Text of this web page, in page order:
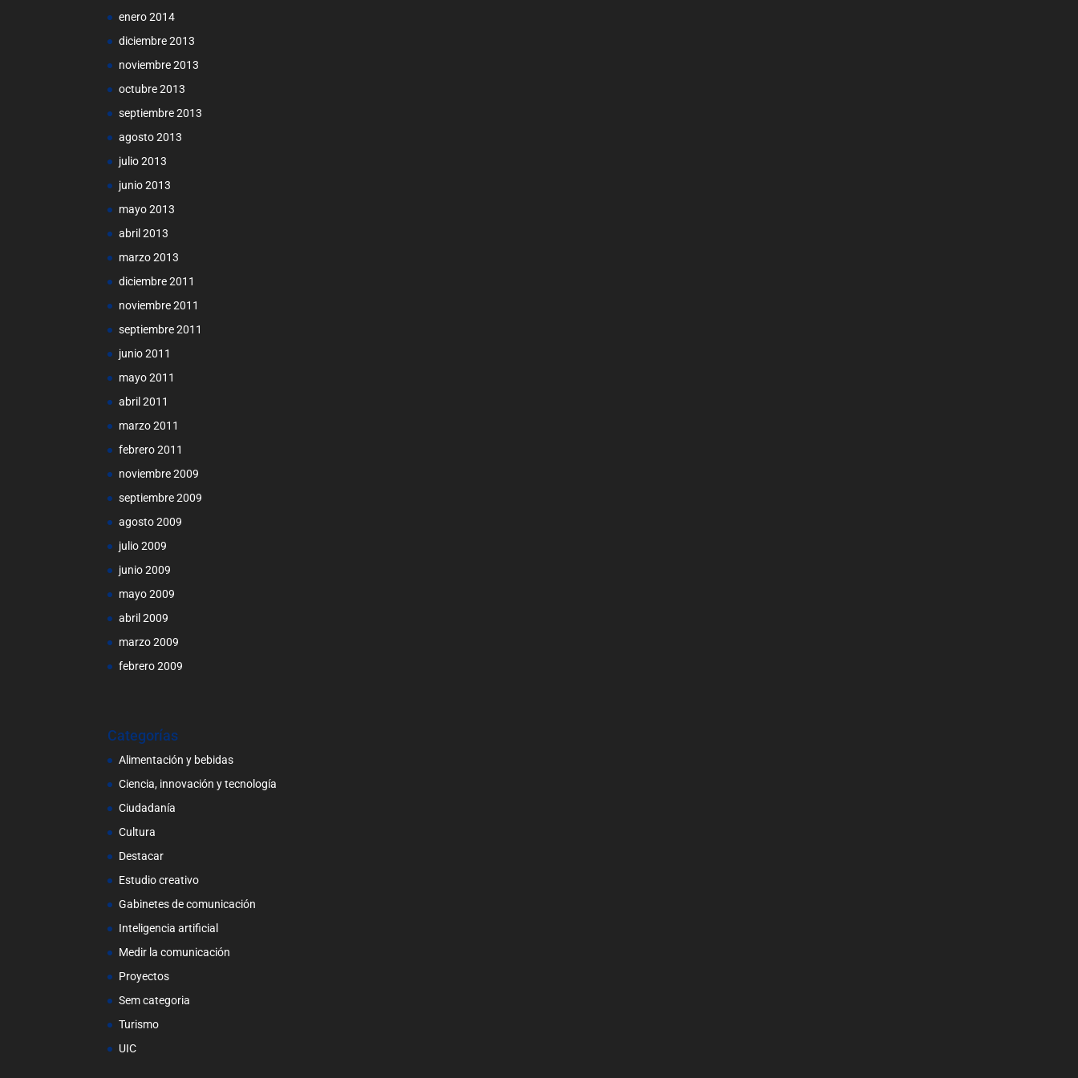
enero 2014
diciembre 2013
noviembre 2013
octubre 2013
septiembre 2013
agosto 2013
julio 2013
junio 2013
mayo 2013
abril 2013
marzo 2013
diciembre 2011
noviembre 2011
septiembre 2011
junio 2011
mayo 2011
abril 2011
marzo 2011
febrero 2011
noviembre 2009
septiembre 2009
agosto 2009
julio 2009
junio 2009
mayo 2009
abril 2009
marzo 2009
febrero 2009
Categorías
Alimentación y bebidas
Ciencia, innovación y tecnología
Ciudadanía
Cultura
Destacar
Estudio creativo
Gabinetes de comunicación
Inteligencia artificial
Medir la comunicación
Proyectos
Sem categoria
Turismo
UIC